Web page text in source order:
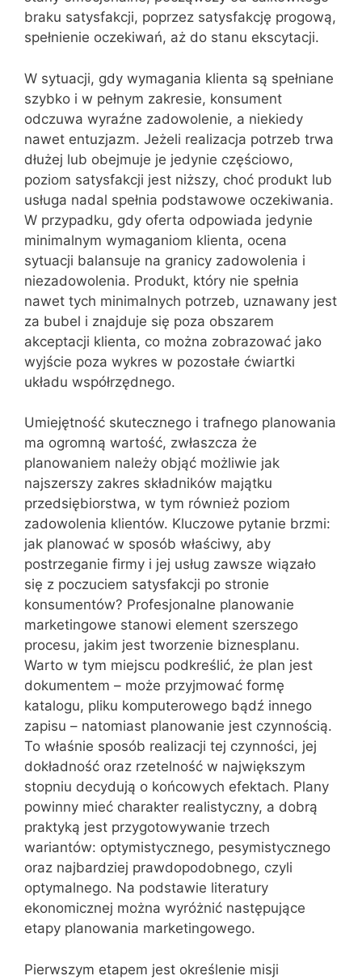
braku satysfakcji, poprzez satysfakcję progową,
spełnienie oczekiwań, aż do stanu ekscytacji.
W sytuacji, gdy wymagania klienta są spełniane
szybko i w pełnym zakresie, konsument
odczuwa wyraźne zadowolenie, a niekiedy
nawet entuzjazm. Jeżeli realizacja potrzeb trwa
dłużej lub obejmuje je jedynie częściowo,
poziom satysfakcji jest niższy, choć produkt lub
usługa nadal spełnia podstawowe oczekiwania.
W przypadku, gdy oferta odpowiada jedynie
minimalnym wymaganiom klienta, ocena
sytuacji balansuje na granicy zadowolenia i
niezadowolenia. Produkt, który nie spełnia
nawet tych minimalnych potrzeb, uznawany jest
za bubel i znajduje się poza obszarem
akceptacji klienta, co można zobrazować jako
wyjście poza wykres w pozostałe ćwiartki
układu współrzędnego.
Umiejętność skutecznego i trafnego planowania
ma ogromną wartość, zwłaszcza że
planowaniem należy objąć możliwie jak
najszerszy zakres składników majątku
przedsiębiorstwa, w tym również poziom
zadowolenia klientów. Kluczowe pytanie brzmi:
jak planować w sposób właściwy, aby
postrzeganie firmy i jej usług zawsze wiązało
się z poczuciem satysfakcji po stronie
konsumentów? Profesjonalne planowanie
marketingowe stanowi element szerszego
procesu, jakim jest tworzenie biznesplanu.
Warto w tym miejscu podkreślić, że plan jest
dokumentem – może przyjmować formę
katalogu, pliku komputerowego bądź innego
zapisu – natomiast planowanie jest czynnością.
To właśnie sposób realizacji tej czynności, jej
dokładność oraz rzetelność w największym
stopniu decydują o końcowych efektach. Plany
powinny mieć charakter realistyczny, a dobrą
praktyką jest przygotowywanie trzech
wariantów: optymistycznego, pesymistycznego
oraz najbardziej prawdopodobnego, czyli
optymalnego. Na podstawie literatury
ekonomicznej można wyróżnić następujące
etapy planowania marketingowego.
Pierwszym etapem jest określenie misji